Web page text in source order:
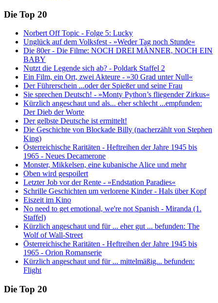
Die Top 20
Norbert Off Topic - Folge 5: Lucky
Unglück auf dem Volksfest - »Weder Tag noch Stunde«
Die 80er - Die Filme: NOCH DREI MÄNNER, NOCH EIN
BABY
Nutzt die Legende sich ab? - Poldark Staffel 2
Ein Film, ein Ort, zwei Akteure - »30 Grad unter Null«
Der Führerschein ...oder der Spießer und seine Frau
Sie sprechen Deutsch! - »Monty Python’s fliegender Zirkus«
Kürzlich angeschaut und als... eher schlecht ...empfunden:
Der Dieb der Worte
Der gelbste Deutsche ist ermittelt!
Die Geschichte von Blockade Billy (nacherzählt von Stephen
King)
Österreichische Raritäten - Heftreihen der Jahre 1945 bis
1965 - Neues Decamerone
Monster, Mikkelsen, eine kubanische Alice und mehr
Oben wird gespoilert
Letzter Job vor der Rente - »Endstation Paradies«
Schrille Geschichten um verlorene Kinder - Hals über Kopf
Eiszeit im Kino
No need to get emotional, we're not Spanish - Miranda (1.
Staffel)
Kürzlich angeschaut und für ... eher gut ... befunden: The
Wolf of Wall-Street
Österreichische Raritäten - Heftreihen der Jahre 1945 bis
1965 - Orion Romanserie
Kürzlich angeschaut und für ... mittelmäßig... befunden:
Flight
Die Top 20